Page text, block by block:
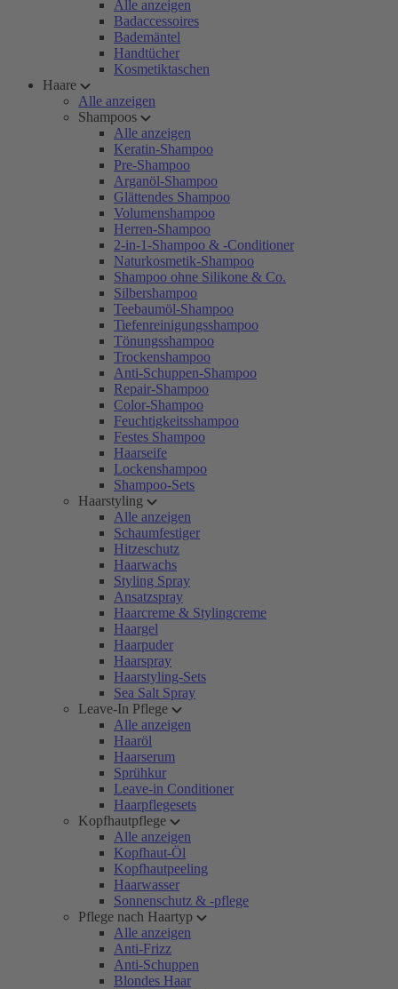
Alle anzeigen
Badaccessoires
Bademäntel
Handtücher
Kosmetiktaschen
Haare
Alle anzeigen
Shampoos
Alle anzeigen
Keratin-Shampoo
Pre-Shampoo
Arganöl-Shampoo
Glättendes Shampoo
Volumenshampoo
Herren-Shampoo
2-in-1-Shampoo & -Conditioner
Naturkosmetik-Shampoo
Shampoo ohne Silikone & Co.
Silbershampoo
Teebaumöl-Shampoo
Tiefenreinigungsshampoo
Tönungsshampoo
Trockenshampoo
Anti-Schuppen-Shampoo
Repair-Shampoo
Color-Shampoo
Feuchtigkeitsshampoo
Festes Shampoo
Haarseife
Lockenshampoo
Shampoo-Sets
Haarstyling
Alle anzeigen
Schaumfestiger
Hitzeschutz
Haarwachs
Styling Spray
Ansatzspray
Haarcreme & Stylingcreme
Haargel
Haarpuder
Haarspray
Haarstyling-Sets
Sea Salt Spray
Leave-In Pflege
Alle anzeigen
Haaröl
Haarserum
Sprühkur
Leave-in Conditioner
Haarpflegesets
Kopfhautpflege
Alle anzeigen
Kopfhaut-Öl
Kopfhautpeeling
Haarwasser
Sonnenschutz & -pflege
Pflege nach Haartyp
Alle anzeigen
Anti-Frizz
Anti-Schuppen
Blondes Haar